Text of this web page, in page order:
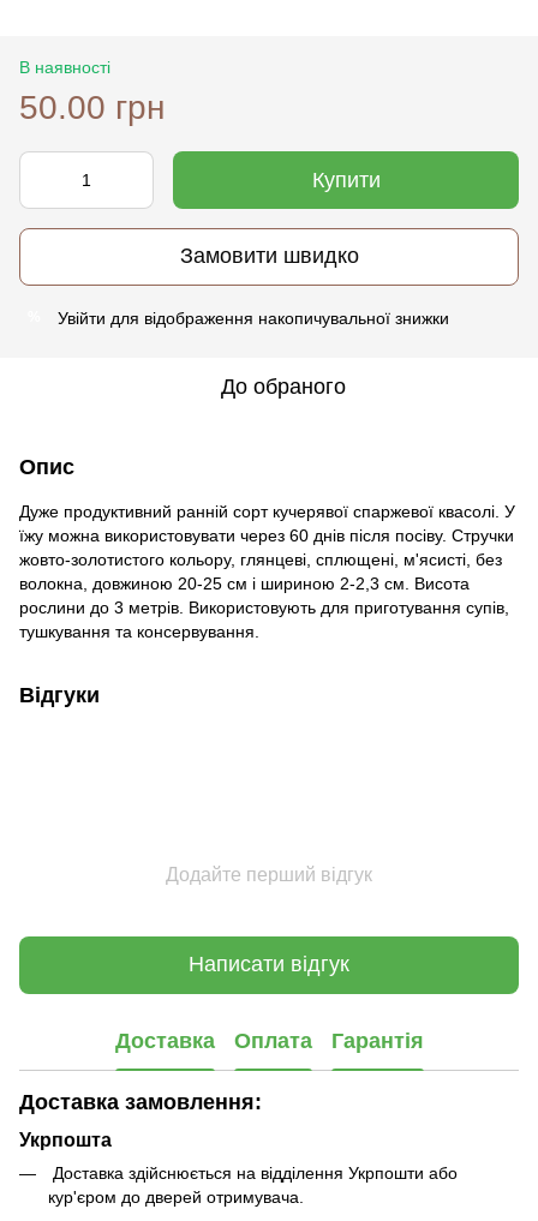
В наявності
50.00 грн
Купити
Замовити швидко
Увійти для відображення накопичувальної знижки
До обраного
Опис
Дуже продуктивний ранній сорт кучерявої спаржевої квасолі. У
їжу можна використовувати через 60 днів після посіву. Стручки
жовто-золотистого кольору, глянцеві, сплющені, м'ясисті, без
волокна, довжиною 20-25 см і шириною 2-2,3 см. Висота
росли­ни до 3 метрів. Використовують для приготування супів,
тушкування та консервування.
Відгуки
Додайте перший відгук
Написати відгук
Доставка Оплата Гарантія
Доставка замовлення:
Укрпошта
Доставка здійснюється на відділення Укрпошти або
кур'єром до дверей отримувача.